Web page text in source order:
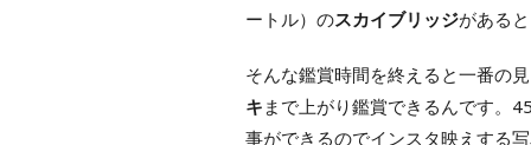
ートル）のスカイブリッジがある
そんな鑑賞時間を終えると一番の
キ まで上がり鑑賞できるんです。
事ができるのでインスタ映えする